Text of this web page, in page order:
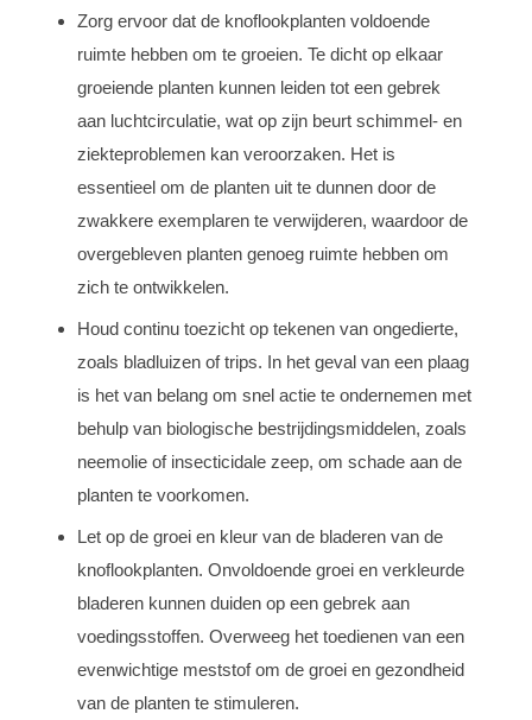
Zorg ervoor dat de knoflookplanten voldoende
ruimte hebben om te groeien. Te dicht op elkaar
groeiende planten kunnen leiden tot een gebrek
aan luchtcirculatie, wat op zijn beurt schimmel- en
ziekteproblemen kan veroorzaken. Het is
essentieel om de planten uit te dunnen door de
zwakkere exemplaren te verwijderen, waardoor de
overgebleven planten genoeg ruimte hebben om
zich te ontwikkelen.
Houd continu toezicht op tekenen van ongedierte,
zoals bladluizen of trips. In het geval van een plaag
is het van belang om snel actie te ondernemen met
behulp van biologische bestrijdingsmiddelen, zoals
neemolie of insecticidale zeep, om schade aan de
planten te voorkomen.
Let op de groei en kleur van de bladeren van de
knoflookplanten. Onvoldoende groei en verkleurde
bladeren kunnen duiden op een gebrek aan
voedingsstoffen. Overweeg het toedienen van een
evenwichtige meststof om de groei en gezondheid
van de planten te stimuleren.